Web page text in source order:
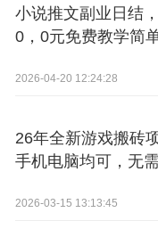
小说推文副业日结
0，0元免费教学简
2026-04-20 12:24:28
26年全新游戏搬砖
手机电脑均可，无
2026-03-15 13:13:45